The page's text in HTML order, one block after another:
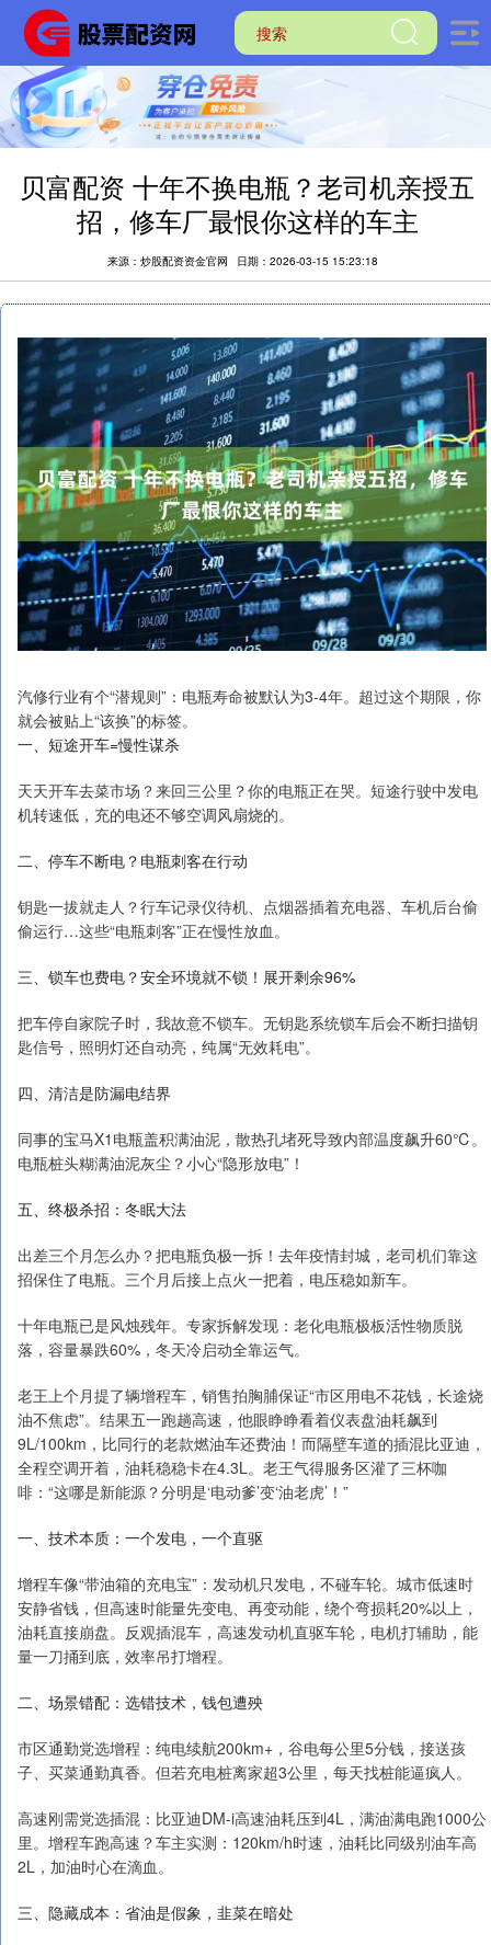
贝富配资 十年不换电瓶？老司机亲授五
招，修车厂最恨你这样的车主
来源：炒股配资资金官网 日期：2026-03-15 15:23:18
汽修行业有个“潜规则”：电瓶寿命被默认为3-4年。超过这个期限，你
就会被贴上“该换”的标签。
一、短途开车=慢性谋杀
天天开车去菜市场？来回三公里？你的电瓶正在哭。短途行驶中发电
机转速低，充的电还不够空调风扇烧的。
二、停车不断电？电瓶刺客在行动
钥匙一拔就走人？行车记录仪待机、点烟器插着充电器、车机后台偷
偷运行…这些“电瓶刺客”正在慢性放血。
三、锁车也费电？安全环境就不锁！展开剩余96%
把车停自家院子时，我故意不锁车。无钥匙系统锁车后会不断扫描钥
匙信号，照明灯还自动亮，纯属“无效耗电”。
四、清洁是防漏电结界
同事的宝马X1电瓶盖积满油泥，散热孔堵死导致内部温度飙升60℃。
电瓶桩头糊满油泥灰尘？小心“隐形放电”！
五、终极杀招：冬眠大法
出差三个月怎么办？把电瓶负极一拆！去年疫情封城，老司机们靠这
招保住了电瓶。三个月后接上点火一把着，电压稳如新车。
十年电瓶已是风烛残年。专家拆解发现：老化电瓶极板活性物质脱
落，容量暴跌60%，冬天冷启动全靠运气。
老王上个月提了辆增程车，销售拍胸脯保证“市区用电不花钱，长途烧
油不焦虑”。结果五一跑趟高速，他眼睁睁看着仪表盘油耗飙到
9L/100km，比同行的老款燃油车还费油！而隔壁车道的插混比亚迪，
全程空调开着，油耗稳稳卡在4.3L。老王气得服务区灌了三杯咖
啡：“这哪是新能源？分明是‘电动爹’变‘油老虎’！”
一、技术本质：一个发电，一个直驱
增程车像“带油箱的充电宝”：发动机只发电，不碰车轮。城市低速时
安静省钱，但高速时能量先变电、再变动能，绕个弯损耗20%以上，
油耗直接崩盘。反观插混车，高速发动机直驱车轮，电机打辅助，能
量一刀捅到底，效率吊打增程。
二、场景错配：选错技术，钱包遭殃
市区通勤党选增程：纯电续航200km+，谷电每公里5分钱，接送孩
子、买菜通勤真香。但若充电桩离家超3公里，每天找桩能逼疯人。
高速刚需党选插混：比亚迪DM-i高速油耗压到4L，满油满电跑1000公
里。增程车跑高速？车主实测：120km/h时速，油耗比同级别油车高
2L，加油时心在滴血。
三、隐藏成本：省油是假象，韭菜在暗处